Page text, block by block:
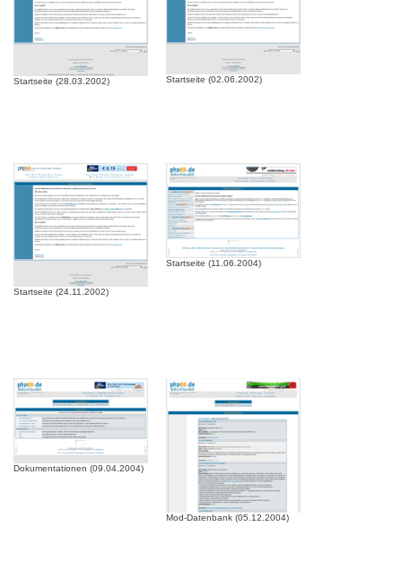
Startseite (28.03.2002) Startseite (02.06.2002)
Startseite (24.11.2002)
Startseite (11.06.2004)
Dokumentationen (09.04.2004)
Mod-Datenbank (05.12.2004)